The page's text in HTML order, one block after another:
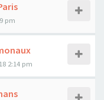
pm
2:14 pm